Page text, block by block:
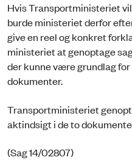
Hvis Transportministeriet
burde ministeriet derfor
give en reel og konkret
ministeriet at genoptage
der kunne være grundlag
dokumenter.
Transportministeriet
aktindsigt i de to
(Sag 14/02807)